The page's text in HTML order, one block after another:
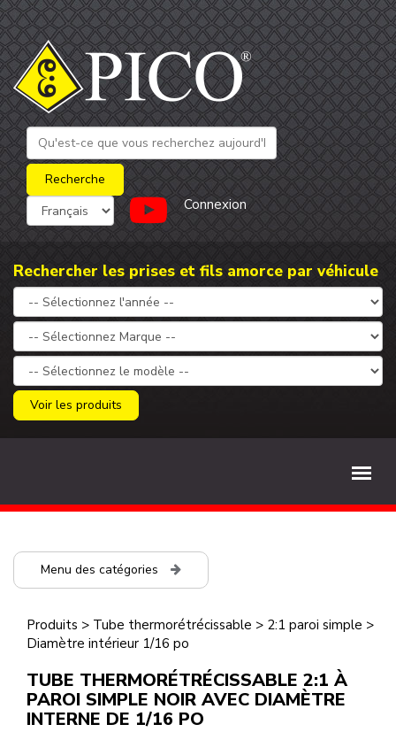
Connexion
Rechercher les prises et fils amorce par véhicule
Voir les produits
Menu des catégories
Produits > Tube thermorétrécissable > 2:1 paroi simple >
Diamètre intérieur 1/16 po
TUBE THERMORÉTRÉCISSABLE 2:1 À
PAROI SIMPLE NOIR AVEC DIAMÈTRE
INTERNE DE 1/16 PO